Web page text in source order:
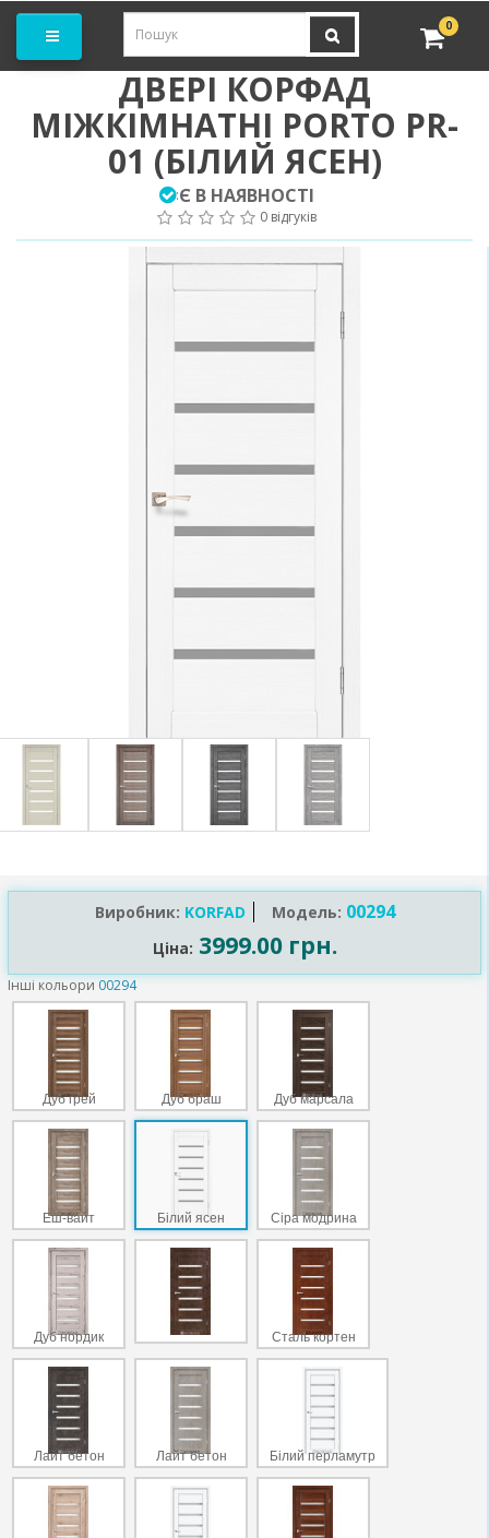
0
ДВЕРІ КОРФАД
МІЖКІМНАТНІ PORTO PR-
01 (БІЛИЙ ЯСЕН)
:Є В НАЯВНОСТІ
0 відгуків
Виробник: KORFAD Модель: 00294
Ціна: 3999.00 грн.
Інші кольори 00294
Дуб грей Дуб браш Дуб марсала
Еш-вайт Білий ясен Сіра модрина
Дуб нордик Сталь кортен
Лайт бетон Лайт бетон Білий перламутр